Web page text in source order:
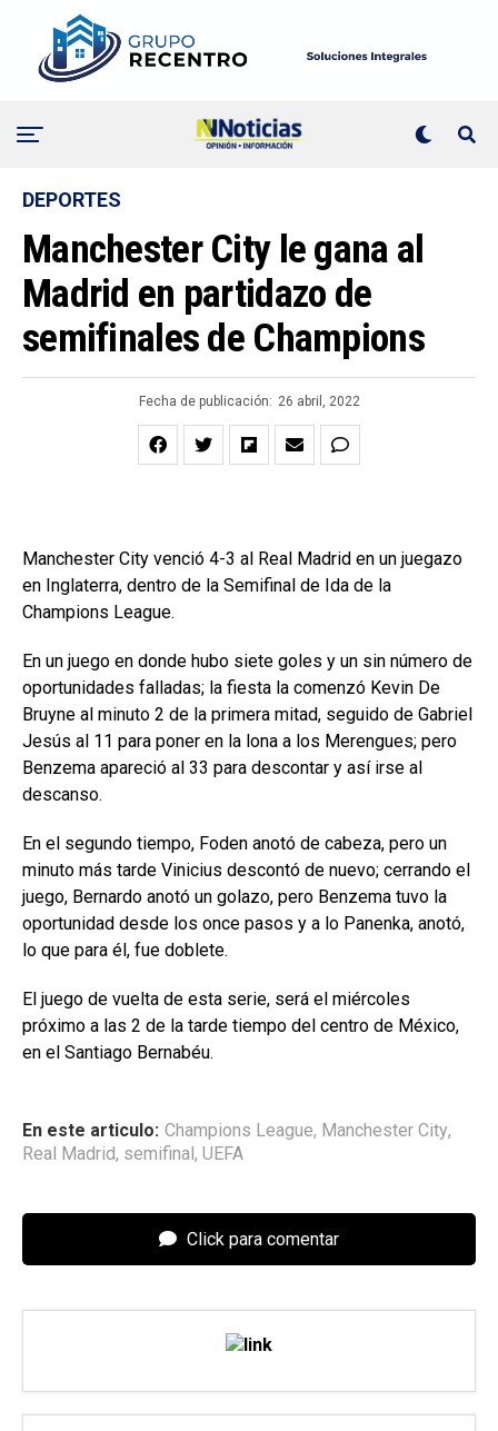
DEPORTES
Manchester City le gana al
Madrid en partidazo de
semifinales de Champions
Fecha de publicación: 26 abril, 2022
Manchester City venció 4-3 al Real Madrid en un juegazo
en Inglaterra, dentro de la Semifinal de Ida de la
Champions League.
En un juego en donde hubo siete goles y un sin número de
oportunidades falladas; la fiesta la comenzó Kevin De
Bruyne al minuto 2 de la primera mitad, seguido de Gabriel
Jesús al 11 para poner en la lona a los Merengues; pero
Benzema apareció al 33 para descontar y así irse al
descanso.
En el segundo tiempo, Foden anotó de cabeza, pero un
minuto más tarde Vinicius descontó de nuevo; cerrando el
juego, Bernardo anotó un golazo, pero Benzema tuvo la
oportunidad desde los once pasos y a lo Panenka, anotó,
lo que para él, fue doblete.
El juego de vuelta de esta serie, será el miércoles
próximo a las 2 de la tarde tiempo del centro de México,
en el Santiago Bernabéu.
En este articulo: Champions League, Manchester City,
Real Madrid, semifinal , UEFA
Click para comentar